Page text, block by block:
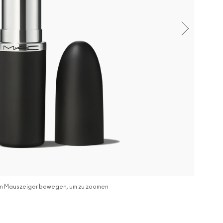
Mauszeiger bewegen, um zu zoomen